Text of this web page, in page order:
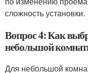
сложность установки.
Вопрос 4: Как
небольшой
Для небольшой